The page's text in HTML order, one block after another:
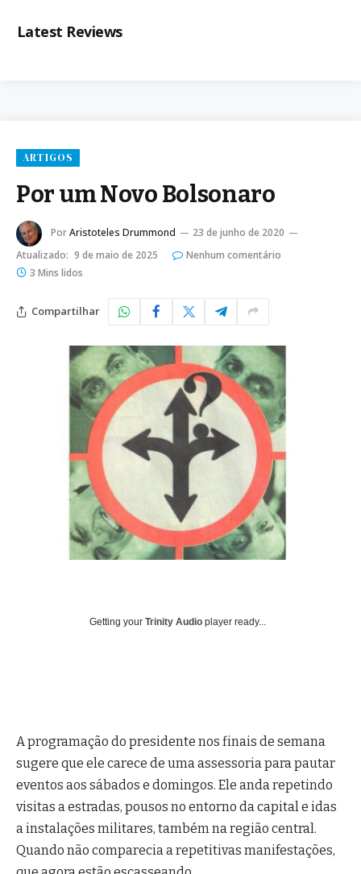
Latest Reviews
ARTIGOS
Por um Novo Bolsonaro
PorAristoteles Drummond
23 de junho de 2020
Atualizado: 9 de maio de 2025
Nenhum comentário
3 Mins lidos
Compartilhar
Getting your Trinity Audio player ready...
A programação do presidente nos finais de semana
sugere que ele carece de uma assessoria para pautar
eventos aos sábados e domingos. Ele anda repetindo
visitas a estradas, pousos no entorno da capital e idas
a instalações militares, também na região central.
Quando não comparecia a repetitivas manifestações,